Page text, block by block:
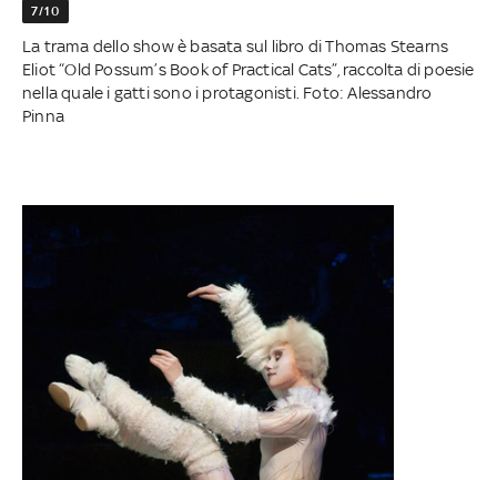
7/10
La trama dello show è basata sul libro di Thomas Stearns
Eliot “Old Possum’s Book of Practical Cats”, raccolta di poesie
nella quale i gatti sono i protagonisti. Foto: Alessandro
Pinna